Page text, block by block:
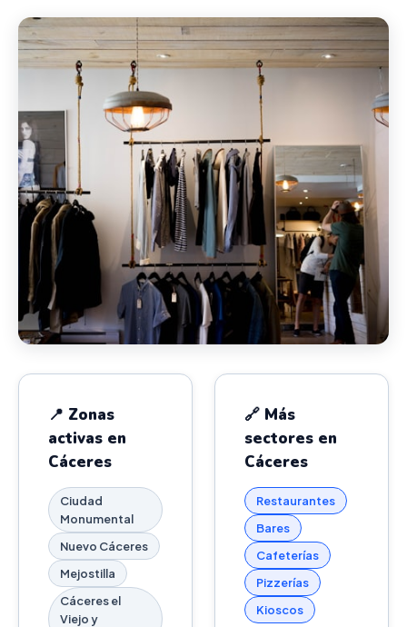
📍 Zonas
activas en
Cáceres
Ciudad
Monumental
Nuevo Cáceres
Mejostilla
Cáceres el
Viejo y
🔗 Más
sectores en
Cáceres
Restaurantes
Bares
Cafeterías
Pizzerías
Kioscos